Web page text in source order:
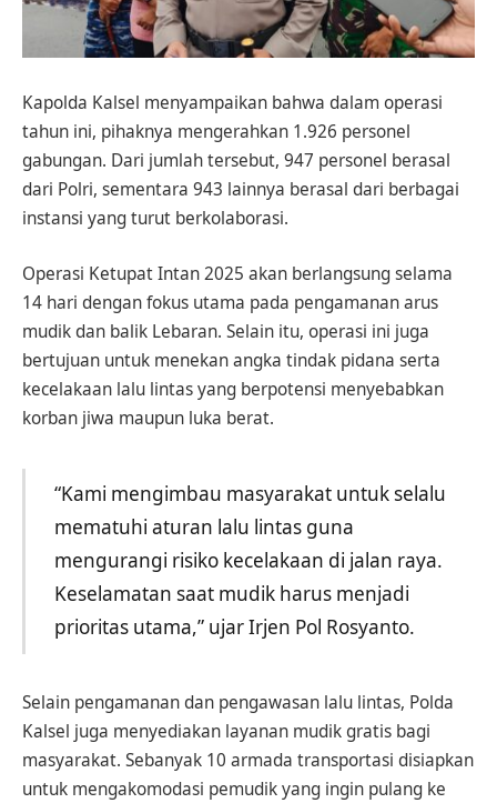
Kapolda Kalsel menyampaikan bahwa dalam operasi
tahun ini, pihaknya mengerahkan 1.926 personel
gabungan. Dari jumlah tersebut, 947 personel berasal
dari Polri, sementara 943 lainnya berasal dari berbagai
instansi yang turut berkolaborasi.
Operasi Ketupat Intan 2025 akan berlangsung selama
14 hari dengan fokus utama pada pengamanan arus
mudik dan balik Lebaran. Selain itu, operasi ini juga
bertujuan untuk menekan angka tindak pidana serta
kecelakaan lalu lintas yang berpotensi menyebabkan
korban jiwa maupun luka berat.
“Kami mengimbau masyarakat untuk selalu
mematuhi aturan lalu lintas guna
mengurangi risiko kecelakaan di jalan raya.
Keselamatan saat mudik harus menjadi
prioritas utama,” ujar Irjen Pol Rosyanto.
Selain pengamanan dan pengawasan lalu lintas, Polda
Kalsel juga menyediakan layanan mudik gratis bagi
masyarakat. Sebanyak 10 armada transportasi disiapkan
untuk mengakomodasi pemudik yang ingin pulang ke